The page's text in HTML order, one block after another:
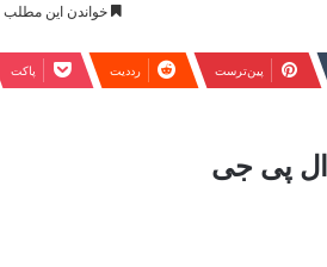
خواندن این مطلب 1 دقیقه زمان میبرد
‫پین‌ترست ‫رددیت پاکت